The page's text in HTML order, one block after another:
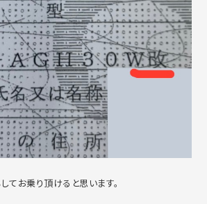
てお乗り頂けると思います。